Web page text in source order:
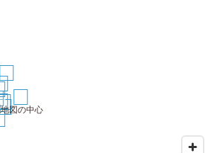
6
8
21